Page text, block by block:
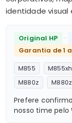
identidade visual
Original HP ·
Garantia de 1
M855
M855xh
M880z
Prefere
nosso time pelo